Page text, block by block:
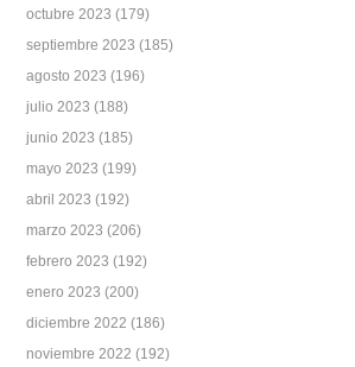
octubre 2023 (179)
septiembre 2023 (185)
agosto 2023 (196)
julio 2023 (188)
junio 2023 (185)
mayo 2023 (199)
abril 2023 (192)
marzo 2023 (206)
febrero 2023 (192)
enero 2023 (200)
diciembre 2022 (186)
noviembre 2022 (192)